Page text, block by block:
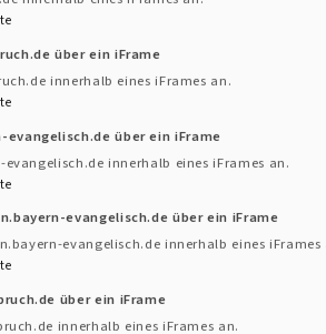
über ein iFrame
innerhalb eines iFrames an.
evangelisch.de über ein iFrame
innerhalb eines iFrames an.
evangelisch.de über ein iFrame
evangelisch.de innerhalb eines iFrames
über ein iFrame
innerhalb eines iFrames an.